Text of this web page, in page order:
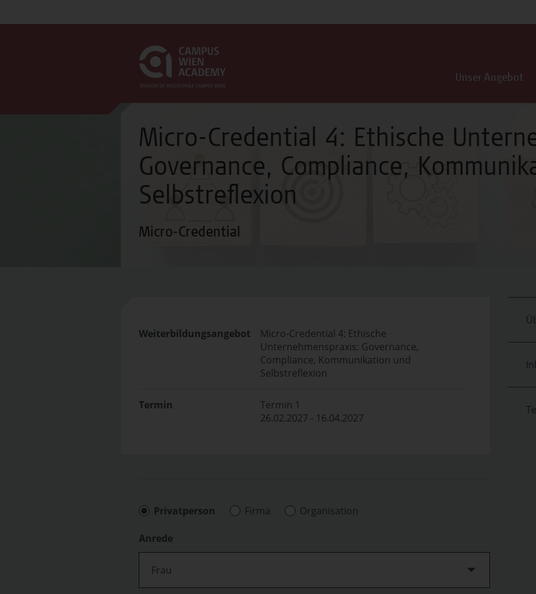
Unser Angebot
Micro-Credential 4: Ethische
Governance, Compliance,
Selbstreflexion
Micro-Credential
Weiterbildungsangebot
Micro-Credential 4: Ethische
Unternehmenspraxis: Governance,
Compliance, Kommunikation und
Selbstreflexion
Termin
Termin 1
26.02.2027 - 16.04.2027
Privatperson Firma Organisation
Anrede
Frau